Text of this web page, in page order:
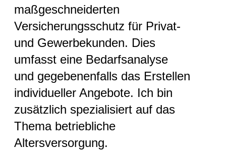
maßgeschneiderten
Versicherungsschutz für Privat-
und Gewerbekunden. Dies
umfasst eine Bedarfsanalyse
und gegebenenfalls das Erstellen
individueller Angebote. Ich bin
zusätzlich spezialisiert auf das
Thema betriebliche
Altersversorgung.